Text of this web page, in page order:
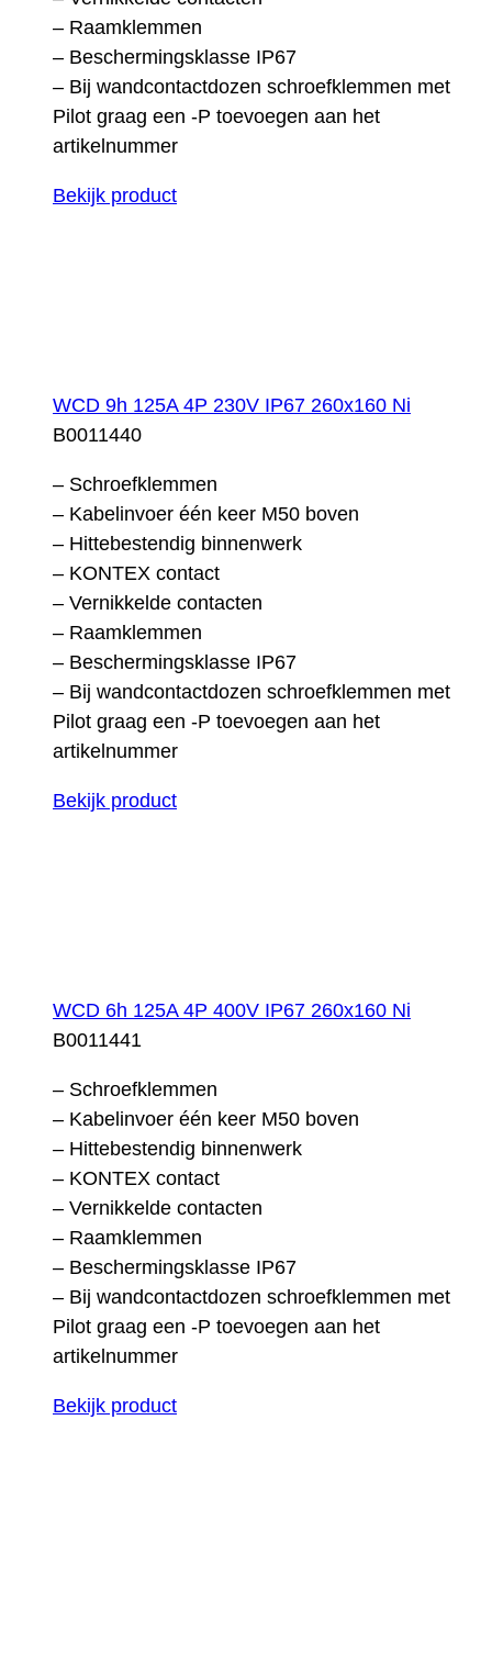
– Raamklemmen
– Beschermingsklasse IP67
– Bij wandcontactdozen schroefklemmen met
Pilot graag een -P toevoegen aan het
artikelnummer
Bekijk product
WCD 9h 125A 4P 230V IP67 260x160 Ni
B0011440
– Schroefklemmen
– Kabelinvoer één keer M50 boven
– Hittebestendig binnenwerk
– KONTEX contact
– Vernikkelde contacten
– Raamklemmen
– Beschermingsklasse IP67
– Bij wandcontactdozen schroefklemmen met
Pilot graag een -P toevoegen aan het
artikelnummer
Bekijk product
WCD 6h 125A 4P 400V IP67 260x160 Ni
B0011441
– Schroefklemmen
– Kabelinvoer één keer M50 boven
– Hittebestendig binnenwerk
– KONTEX contact
– Vernikkelde contacten
– Raamklemmen
– Beschermingsklasse IP67
– Bij wandcontactdozen schroefklemmen met
Pilot graag een -P toevoegen aan het
artikelnummer
Bekijk product